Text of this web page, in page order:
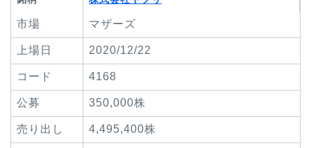
市場 マザーズ
上場日 2020/12/22
コード 4168
公募 350,000株
売り出し 4,495,400株